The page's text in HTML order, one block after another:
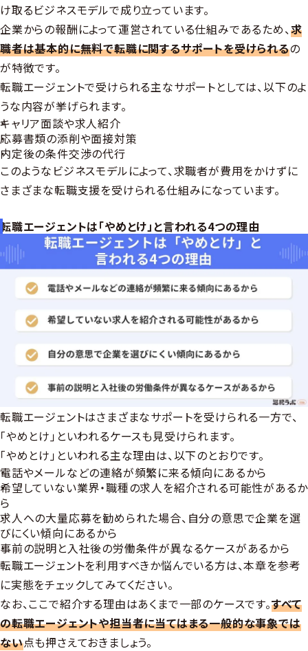
け取るビジネスモデルで成り立っています。
企業からの報酬によって運営されている仕組みであるため、求
職者は基本的に無料で転職に関するサポートを受けられるの
が特徴です。
転職エージェントで受けられる主なサポートとしては、以下のよ
うな内容が挙げられます。
キャリア面談や求人紹介
応募書類の添削や面接対策
内定後の条件交渉の代行
このようなビジネスモデルによって、求職者が費用をかけずに
さまざまな転職支援を受けられる仕組みになっています。
転職エージェントは「やめとけ」と言われる4つの理由
転職エージェントはさまざまなサポートを受けられる一方で、
「やめとけ」といわれるケースも見受けられます。
「やめとけ」といわれる主な理由は、以下のとおりです。
電話やメールなどの連絡が頻繁に来る傾向にあるから
希望していない業界・職種の求人を紹介される可能性があるか
ら
求人への大量応募を勧められた場合、自分の意思で企業を選
びにくい傾向にあるから
事前の説明と入社後の労働条件が異なるケースがあるから
転職エージェントを利用すべきか悩んでいる方は、本章を参考
に実態をチェックしてみてください。
なお、ここで紹介する理由はあくまで一部のケースです。すべて
の転職エージェントや担当者に当てはまる一般的な事象では
ない点も押さえておきましょう。